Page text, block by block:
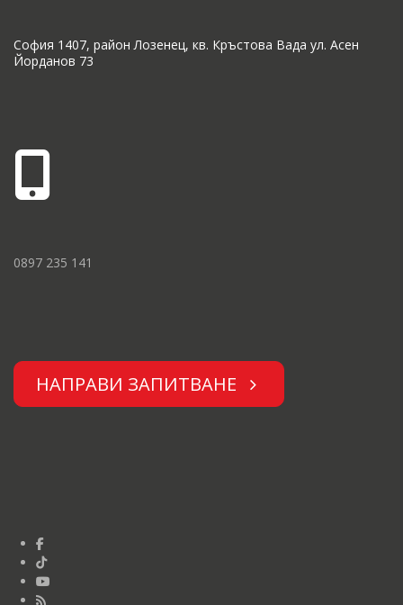
София 1407, район Лозенец, кв. Кръстова Вада ул. Асен
Йорданов 73
0897 235 141
НАПРАВИ ЗАПИТВАНЕ